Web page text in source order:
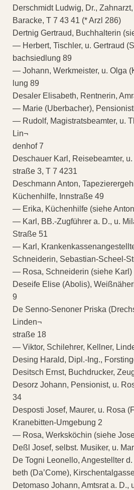
Derschmidt Ludwig, Dr.,
Baracke, T 7 43 41 (* Arzl 286)
Dertnig Gertraud, Buchhalterin
— Herbert, Tischler, u. Gertraud
bachsiedlung 89
— Johann, Werkmeister, u. Olga
lung 89
Desaler Elisabeth, Rentnerin,
— Marie (Uberbacher),
— Rudolf, Magistratsbeamter, u.
Lin¬
denhof 7
Deschauer Karl, Reisebeamter,
straße 3, T 7 4231
Deschmann Anton,
Küchenhilfe, Innstraße 49
— Erika, Küchenhilfe (siehe
— Karl, BB.-Zugführer a. D., u.
Straße 51
— Karl,
Schneiderin, Sebastian-Scheel-
— Rosa, Schneiderin (siehe Karl)
Deseife Elise (Abolis),
9
De Senno-Senoner Priska
Linden¬
straße 18
— Viktor, Schilehrer, Kellner,
Desing Harald, Dipl.-Ing.,
Desitsch Ernst, Buchdrucker,
Desorz Johann, Pensionist, u.
34
Desposti Josef, Maurer, u. Rosa
Kranebitten-Umgebung 2
— Rosa, Werksköchin (siehe
Deßl Josef, selbst. Musiker, u.
De Togni Leonello, Angestellter
beth (Da’Come),
Detomaso Johann, Amtsrat a. D.,